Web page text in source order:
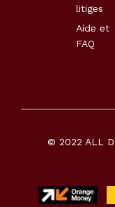
litiges
Aide et
FAQ
© 2022 ALL